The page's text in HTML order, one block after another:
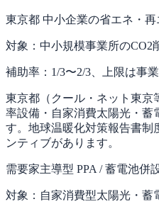
東京都 中小企業の省エネ・
対象： 中小規模事業所のCO2
補助率： 1/3〜2/3、上限は事
東京都（クール・ネット東京
率設備・自家消費太陽光・蓄
す。地球温暖化対策報告書制
ンティブがあります。
需要家主導型 PPA / 蓄電池併
対象： 自家消費型太陽光・蓄